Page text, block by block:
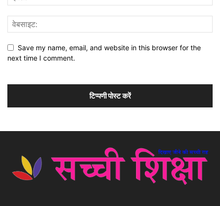
Save my name, email, and website in this browser for the
next time I comment.